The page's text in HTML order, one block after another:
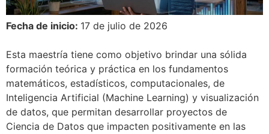
Fecha de inicio: 17 de julio de 2026
Esta maestría tiene como objetivo brindar una sólida
formación teórica y práctica en los fundamentos
matemáticos, estadísticos, computacionales, de
Inteligencia Artificial (Machine Learning) y visualización
de datos, que permitan desarrollar proyectos de
Ciencia de Datos que impacten positivamente en las